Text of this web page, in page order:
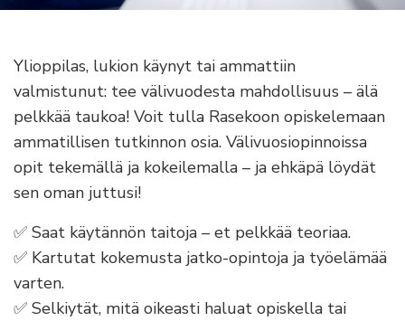
Ylioppilas, lukion käynyt tai ammattiin
valmistunut: tee välivuodesta mahdollisuus – älä
pelkkää taukoa! Voit tulla Rasekoon opiskelemaan
ammatillisen tutkinnon osia. Välivuosiopinnoissa
opit tekemällä ja kokeilemalla – ja ehkäpä löydät
sen oman juttusi!
✅ Saat käytännön taitoja – et pelkkää teoriaa.
✅ Kartutat kokemusta jatko-opintoja ja työelämää
varten.
✅ Selkiytät, mitä oikeasti haluat opiskella tai